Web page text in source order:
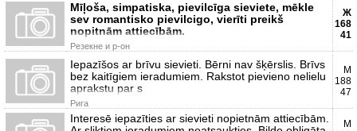
Mīļoša, simpatiska, pievilcīga sieviete, mēkle
sev romantisko pievilcigo, vierīti preikš
nopitnām attiecībām.
Резекне и р-он
Ж
168
41
Iepazīšos ar brīvu sievieti. Bērni nav šķērslis. Brīvs
bez kaitīgiem ieradumiem. Rakstot pievieno nelielu
aprakstu par s
Рига
М
188
47
Interesē iepazīties ar sievieti nopietnām attiecībām.
М